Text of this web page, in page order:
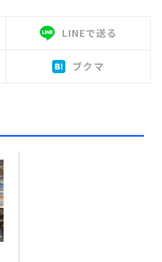
LINEで送る
ブクマ